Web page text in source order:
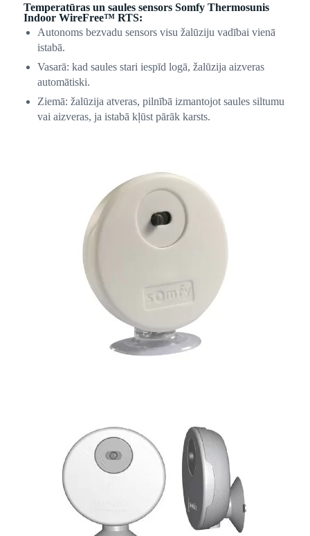
Temperatūras un saules sensors Somfy Thermosunis
Indoor WireFree™ RTS:
Autonoms bezvadu sensors visu žalūziju vadībai vienā
istabā.
Vasarā: kad saules stari iespīd logā, žalūzija aizveras
automātiski.
Ziemā: žalūzija atveras, pilnībā izmantojot saules siltumu
vai aizveras, ja istabā kļūst pārāk karsts.